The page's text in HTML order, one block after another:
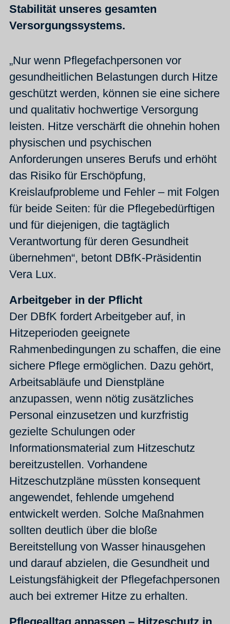
Stabilität unseres gesamten
Versorgungssystems.
„Nur wenn Pflegefachpersonen vor
gesundheitlichen Belastungen durch Hitze
geschützt werden, können sie eine sichere
und qualitativ hochwertige Versorgung
leisten. Hitze verschärft die ohnehin hohen
physischen und psychischen
Anforderungen unseres Berufs und erhöht
das Risiko für Erschöpfung,
Kreislaufprobleme und Fehler – mit Folgen
für beide Seiten: für die Pflegebedürftigen
und für diejenigen, die tagtäglich
Verantwortung für deren Gesundheit
übernehmen“, betont DBfK-Präsidentin
Vera Lux.
Arbeitgeber in der Pflicht
Der DBfK fordert Arbeitgeber auf, in
Hitzeperioden geeignete
Rahmenbedingungen zu schaffen, die eine
sichere Pflege ermöglichen. Dazu gehört,
Arbeitsabläufe und Dienstpläne
anzupassen, wenn nötig zusätzliches
Personal einzusetzen und kurzfristig
gezielte Schulungen oder
Informationsmaterial zum Hitzeschutz
bereitzustellen. Vorhandene
Hitzeschutzpläne müssten konsequent
angewendet, fehlende umgehend
entwickelt werden. Solche Maßnahmen
sollten deutlich über die bloße
Bereitstellung von Wasser hinausgehen
und darauf abzielen, die Gesundheit und
Leistungsfähigkeit der Pflegefachpersonen
auch bei extremer Hitze zu erhalten.